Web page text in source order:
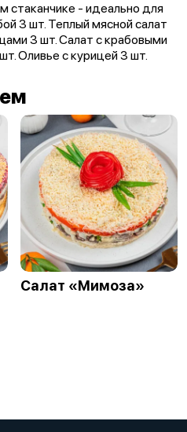
стаканчике - идеально для
3 шт. Теплый мясной салат
3 шт. Салат с крабовыми
Оливье с курицей 3 шт.
Салат «Мимоза»